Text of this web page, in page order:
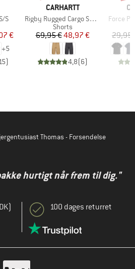
S
pris
€
+5
15)
MÆRKE
CARHARTT
Artikel
Rigby Rugged Cargo Short
Produktgruppe
Shorts
Pris
69,95 €Nedsat pris
48,97 €
4,8(6)
Artikel
Force
29,95
Thomas - Forsendelse
hurtigt når frem til dig."
100 dages returret